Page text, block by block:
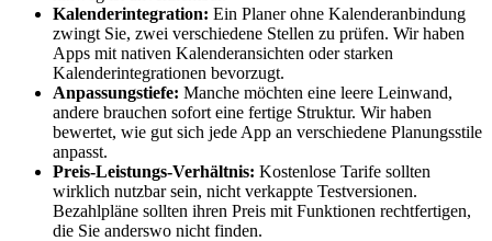
Kalenderintegration: Ein Planer ohne Kalenderanbindung
zwingt Sie, zwei verschiedene Stellen zu prüfen. Wir haben
Apps mit nativen Kalenderansichten oder starken
Kalenderintegrationen bevorzugt.
Anpassungstiefe: Manche möchten eine leere Leinwand,
andere brauchen sofort eine fertige Struktur. Wir haben
bewertet, wie gut sich jede App an verschiedene Planungsstile
anpasst.
Preis-Leistungs-Verhältnis: Kostenlose Tarife sollten
wirklich nutzbar sein, nicht verkappte Testversionen.
Bezahlpläne sollten ihren Preis mit Funktionen rechtfertigen,
die Sie anderswo nicht finden.